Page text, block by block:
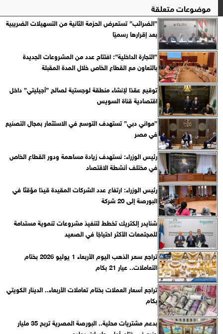
موضوعات متعلقة
”الضرائب” تستعرض الحزمة الثانية من التسهيلات الضريبية
بعد إقرارها رسميًا
”التجارة الداخلية”: افتتاح عدد من المشروعات الجديدة
بالتعاون مع القطاع الخاص خلال المدة المقبلة
توقيع عقدًا لإنشاء منطقة لوجستية لصالح ”أجيليتي” داخل
اقتصادية قناة السويس
”مواني دبي” تستهدف التوسع في الاستثمار بمجال التصنيع
في مصر
رئيس الوزراء: نستهدف زيادة مساهمة ودور القطاع الخاص
في مختلف أنشطة الاقتصاد
رئيس الوزراء: ارتفاع عدد الشركات المقيدة قيدًا مؤقتًا في
البورصة إلى 20 شركة
شنايدر إلكتريك تخطط لتنفيذ مشروعات تنموية مستدامة
للمجتمعات الأكثر احتياجًا في الصعيد
تراجع سعر الذهب اليوم الأربعاء 1 يوليو 2026 بختام
التعاملات.. عيار 21 بكام
تراجع أسعار العملات بختام تعاملات الأربعاء.. الدينار الكويتي
بكام
بدعم مشتريات محلية.. البورصة المصرية تربح 35 مليار